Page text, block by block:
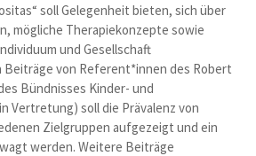
soll Gelegenheit bieten, sich über
mögliche Therapiekonzepte sowie
und Gesellschaft
Beiträge von Referent*innen des Robert
Bündnisses Kinder- und
Vertretung) soll die Prävalenz von
Zielgruppen aufgezeigt und ein
werden. Weitere Beiträge